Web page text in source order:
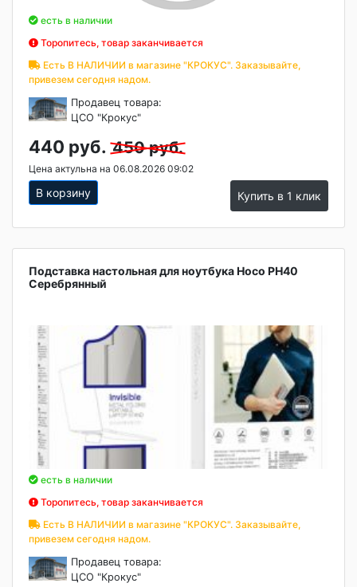
есть в наличии
Торопитесь, товар заканчивается
Есть В НАЛИЧИИ в магазине "КРОКУС". Заказывайте,
привезем сегодня надом.
Продавец товара:
ЦСО "Крокус"
440 руб. 450 руб.
Цена актульна на 06.08.2026 09:02
В корзину Купить в 1 клик
Подставка настольная для ноутбука Hoco PH40
Серебрянный
есть в наличии
Торопитесь, товар заканчивается
Есть В НАЛИЧИИ в магазине "КРОКУС". Заказывайте,
привезем сегодня надом.
Продавец товара:
ЦСО "Крокус"